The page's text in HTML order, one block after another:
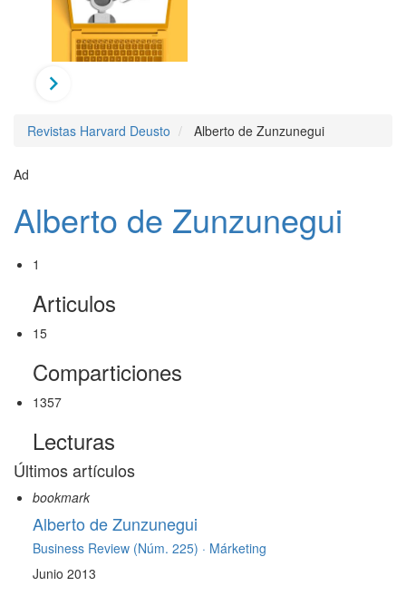
Revistas Harvard Deusto Alberto de Zunzunegui
Ad
Alberto de Zunzunegui
1
Articulos
15
Comparticiones
1357
Lecturas
Últimos artículos
bookmark
Alberto de Zunzunegui
Business Review (Núm. 225) · Márketing
Junio 2013